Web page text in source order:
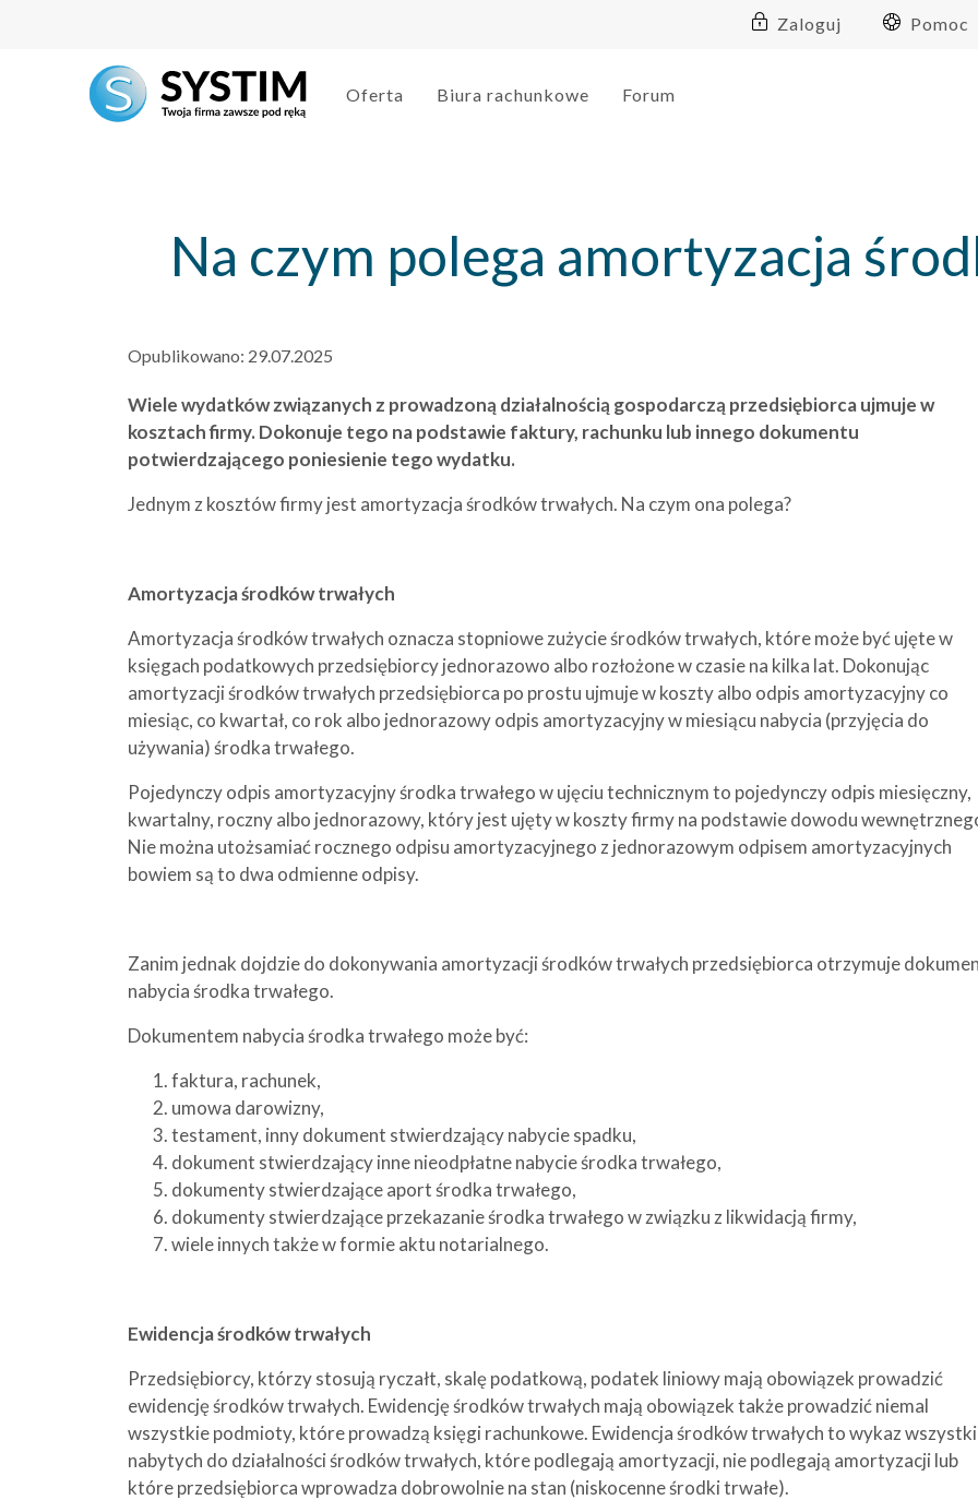
Pomoc
Zaloguj
Oferta Biura rachunkowe Forum
Na czym polega amortyzacja
Opublikowano: 29.07.2025
Wiele wydatków związanych z prowadzoną działalnością gospodarczą przedsiębiorca ujmuje w
kosztach firmy. Dokonuje tego na podstawie faktury, rachunku lub innego dokumentu
potwierdzającego poniesienie tego wydatku.
Jednym z kosztów firmy jest amortyzacja środków trwałych. Na czym ona polega?
Amortyzacja środków trwałych
Amortyzacja środków trwałych oznacza stopniowe zużycie środków trwałych, które może być ujęte w
księgach podatkowych przedsiębiorcy jednorazowo albo rozłożone w czasie na kilka lat. Dokonując
amortyzacji środków trwałych przedsiębiorca po prostu ujmuje w koszty albo odpis amortyzacyjny co
miesiąc, co kwartał, co rok albo jednorazowy odpis amortyzacyjny w miesiącu nabycia (przyjęcia do
używania) środka trwałego.
Pojedynczy odpis amortyzacyjny środka trwałego w ujęciu technicznym to pojedynczy odpis miesięczny,
kwartalny, roczny albo jednorazowy, który jest ujęty w koszty firmy na podstawie dowodu
Nie można utożsamiać rocznego odpisu amortyzacyjnego z jednorazowym odpisem amortyzacyjnych
bowiem są to dwa odmienne odpisy.
Zanim jednak dojdzie do dokonywania amortyzacji środków trwałych przedsiębiorca otrzymuje
nabycia środka trwałego.
Dokumentem nabycia środka trwałego może być:
faktura, rachunek,
umowa darowizny,
testament, inny dokument stwierdzający nabycie spadku,
dokument stwierdzający inne nieodpłatne nabycie środka trwałego,
dokumenty stwierdzające aport środka trwałego,
dokumenty stwierdzające przekazanie środka trwałego w związku z likwidacją firmy,
wiele innych także w formie aktu notarialnego.
Ewidencja środków trwałych
Przedsiębiorcy, którzy stosują ryczałt, skalę podatkową, podatek liniowy mają obowiązek prowadzić
ewidencję środków trwałych. Ewidencję środków trwałych mają obowiązek także prowadzić niemal
wszystkie podmioty, które prowadzą księgi rachunkowe. Ewidencja środków trwałych to wykaz
nabytych do działalności środków trwałych, które podlegają amortyzacji, nie podlegają amortyzacji lub
które przedsiębiorca wprowadza dobrowolnie na stan (niskocenne środki trwałe).